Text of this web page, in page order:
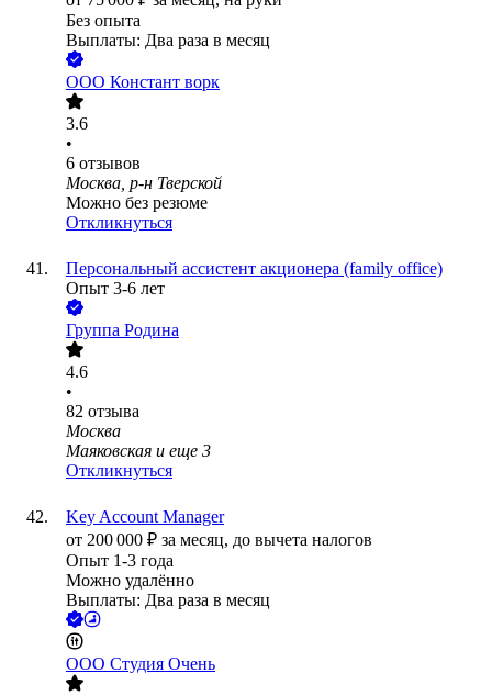
Без опыта
Выплаты: Два раза в месяц
ООО Констант ворк
3.6
•
6 отзывов
Москва, р-н Тверской
Можно без резюме
Откликнуться
Персональный ассистент акционера (family office)
Опыт 3-6 лет
Группа Родина
4.6
•
82 отзыва
Москва
Маяковская и еще 3
Откликнуться
Key Account Manager
от 200 000 ₽ за месяц, до вычета налогов
Опыт 1-3 года
Можно удалённо
Выплаты: Два раза в месяц
ООО Студия Очень